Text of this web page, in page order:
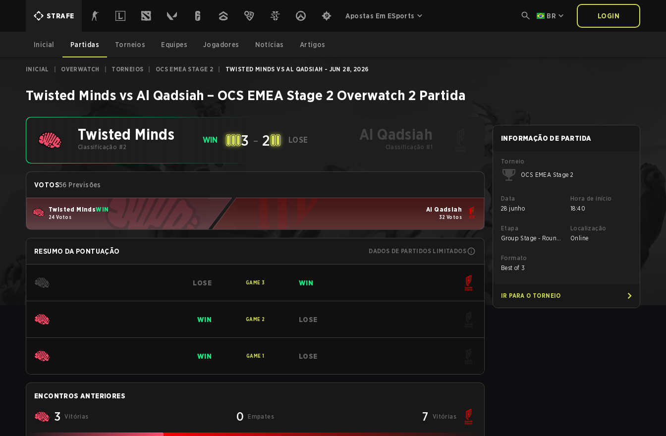
STRAFE Apostas Em ESports BR LOGIN
Inicial Partidas Torneios Equipes Jogadores Notícias Artigos
INICIAL OVERWATCH TORNEIOS OCS EMEA STAGE 2 TWISTED MINDS VS AL QADSIAH - JUN 28, 2026
Twisted Minds vs Al Qadsiah – OCS EMEA Stage 2 Overwatch 2 Partida
Twisted Minds
Classificação #2
WIN 3 - 2 LOSE Al Qadsiah
Classificação #1
VOTOS56 Previsões
Twisted MindsWIN
24 Votos
Al Qadsiah
32 Votos
RESUMO DA PONTUAÇÃO DADOS DE PARTIDOS LIMITADOS
LOSE GAME 3 WIN
WIN GAME 2 LOSE
WIN GAME 1 LOSE
ENCONTROS ANTERIORES
3 Vitórias 0 Empates 7 Vitórias
INFORMAÇÃO DE PARTIDA
Torneio
OCS EMEA Stage 2
Data
28 junho
Hora de início
18:40
Etapa
Group Stage - Round
Localização
Online
Formato
Best of 3
IR PARA O TORNEIO